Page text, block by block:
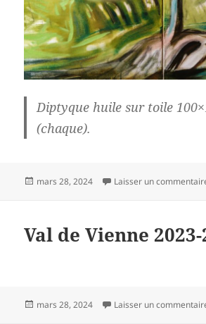
Diptyque huile sur toile
(chaque).
Publié
mars 28, 2024 Laisser un
Val de Vienne 2023-
Publié
mars 28, 2024 Laisser un